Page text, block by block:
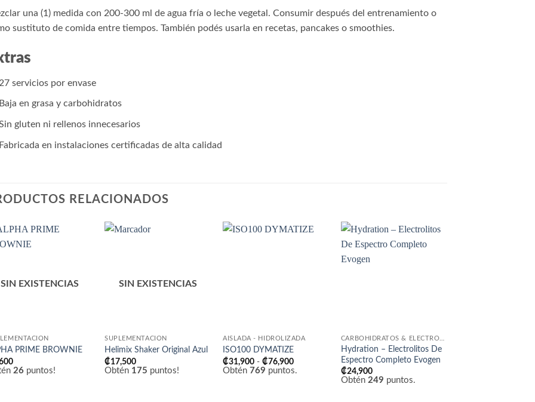
una (1) medida con 200-300 ml de agua fría o leche vegetal. Consumir después del entrenamiento o
sustituto de comida entre tiempos. También podés usarla en recetas, pancakes o smoothies.
27 servicios por envase
Baja en grasa y carbohidratos
gluten ni rellenos innecesarios
Fabricada en instalaciones certificadas de alta calidad
RELACIONADOS
de
deseos
SIN EXISTENCIAS
PRIME BROWNIE
26 puntos!
de
deseos
SIN EXISTENCIAS
SUPLEMENTACIÓN
Helimix Shaker Original Azul
₡17,500
Obtén 175 puntos!
AISLADA - HIDROLIZADA
ISO100 DYMATIZE
₡31,900 - ₡76,900Rango
de
Obtén769 puntos.
Hydration – Electrolitos De
Espectro Completo Evogen
₡24,900
Obtén 249 puntos.